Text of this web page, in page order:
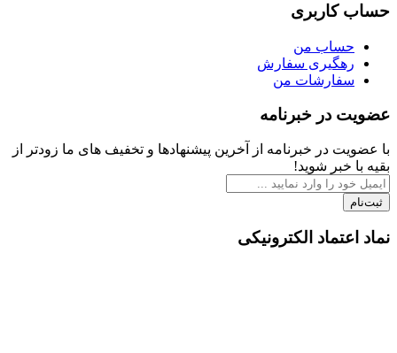
من
سفارش
من
خبرنامه
در خبرنامه از آخرین پیشنهادها و تخفیف های ما زودتر از
شوید!
الکترونیکی